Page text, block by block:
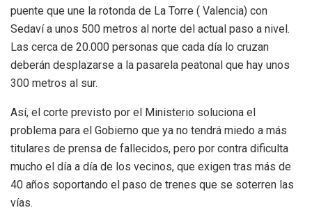
puente que une la rotonda de La Torre ( Valencia) con
Sedaví a unos 500 metros al norte del actual paso a nivel.
Las cerca de 20.000 personas que cada día lo cruzan
deberán desplazarse a la pasarela peatonal que hay unos
300 metros al sur.
Así, el corte previsto por el Ministerio soluciona el
problema para el Gobierno que ya no tendrá miedo a más
titulares de prensa de fallecidos, pero por contra dificulta
mucho el día a día de los vecinos, que exigen tras más de
40 años soportando el paso de trenes que se soterren las
vías.